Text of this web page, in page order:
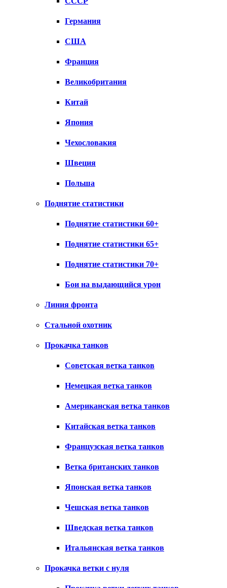
Германия
США
Франция
Великобритания
Китай
Япония
Чехословакия
Швеция
Польша
Поднятие статистики
Поднятие статистики 60+
Поднятие статистики 65+
Поднятие статистики 70+
Бои на выдающийся урон
Линия фронта
Стальной охотник
Прокачка танков
Советская ветка танков
Немецкая ветка танков
Американская ветка танков
Китайская ветка танков
Французская ветка танков
Ветка британских танков
Японская ветка танков
Чешская ветка танков
Шведская ветка танков
Итальянская ветка танков
Прокачка ветки с нуля